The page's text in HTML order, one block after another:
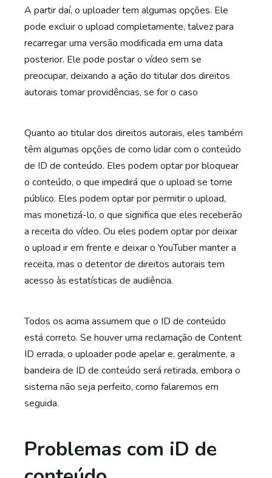
A partir daí, o uploader tem algumas opções. Ele
pode excluir o upload completamente, talvez para
recarregar uma versão modificada em uma data
posterior. Ele pode postar o vídeo sem se
preocupar, deixando a ação do titular dos direitos
autorais tomar providências, se for o caso
Quanto ao titular dos direitos autorais, eles também
têm algumas opções de como lidar com o conteúdo
de ID de conteúdo. Eles podem optar por bloquear
o conteúdo, o que impedirá que o upload se torne
público. Eles podem optar por permitir o upload,
mas monetizá-lo, o que significa que eles receberão
a receita do vídeo. Ou eles podem optar por deixar
o upload ir em frente e deixar o YouTuber manter a
receita, mas o detentor de direitos autorais tem
acesso às estatísticas de audiência.
Todos os acima assumem que o ID de conteúdo
está correto. Se houver uma reclamação de Content
ID errada, o uploader pode apelar e, geralmente, a
bandeira de ID de conteúdo será retirada, embora o
sistema não seja perfeito, como falaremos em
seguida.
Problemas com iD de